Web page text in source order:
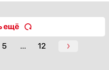
ещё
5 ... 12